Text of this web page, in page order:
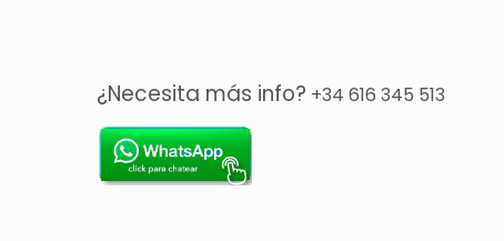
¿Necesita más info? +34 616 345 513